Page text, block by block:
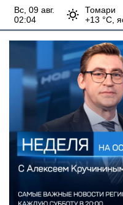
вс, 09 авг.
02:04
Томари
+13 °С,